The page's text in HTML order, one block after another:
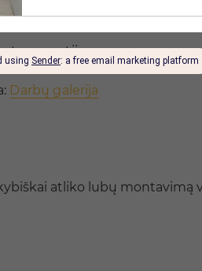
garantiją.
Darbų galerija
atliko lubų montavimą